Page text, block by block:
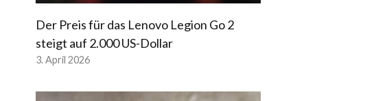
Der Preis für das Lenovo Legion Go 2
steigt auf 2.000 US-Dollar
3. April 2026